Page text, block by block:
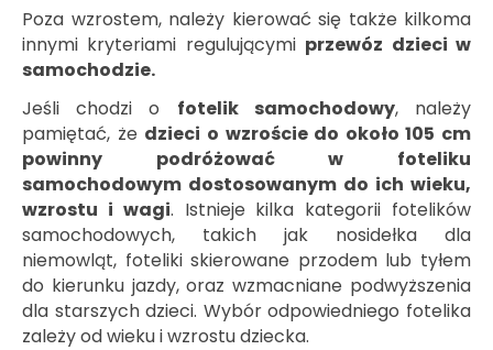
Poza wzrostem, należy kierować się także kilkoma
innymi kryteriami regulującymi przewóz dzieci w
samochodzie.
Jeśli chodzi o fotelik samochodowy, należy
pamiętać, że dzieci o wzroście do około 105 cm
powinny podróżować w foteliku
samochodowym dostosowanym do ich wieku,
wzrostu i wagi. Istnieje kilka kategorii fotelików
samochodowych, takich jak nosidełka dla
niemowląt, foteliki skierowane przodem lub tyłem
do kierunku jazdy, oraz wzmacniane podwyższenia
dla starszych dzieci. Wybór odpowiedniego fotelika
zależy od wieku i wzrostu dziecka.